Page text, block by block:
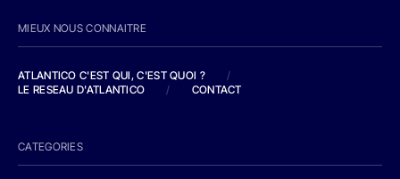
MIEUX NOUS CONNAITRE
ATLANTICO C'EST QUI, C'EST QUOI ?
/
LE RESEAU D'ATLANTICO
/ CONTACT
CATEGORIES